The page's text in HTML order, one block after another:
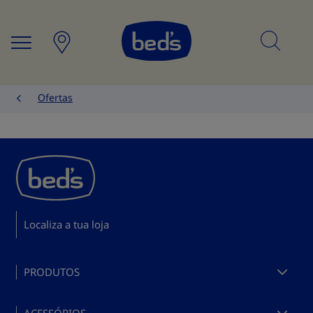
Ofertas
Localiza a tua loja
PRODUTOS